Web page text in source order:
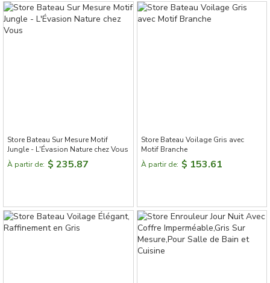
Store Bateau Sur Mesure Motif
Jungle - L'Évasion Nature chez Vous
À partir de: $ 235.87
Store Bateau Voilage Gris avec
Motif Branche
À partir de: $ 153.61